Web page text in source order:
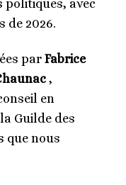
politiques, avec
de 2026.
parFabrice
,
en
Guilde des
que nous